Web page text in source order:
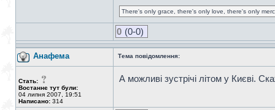
There's only grace, there's only love, there's only
0 (0-0)
Анафема Тема повідомлення:
Стать:
Востаннє тут були:
04 липня 2007, 19:51
Написано: 314
А можливі зустрічі літом у Києві.